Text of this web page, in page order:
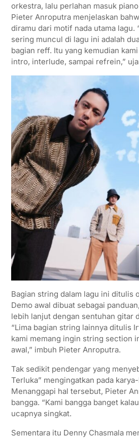
orkestra, lalu perlahan masuk
Pieter Anroputra menjelaskan
diramu dari motif nada utama lagu.
sering muncul di lagu ini adalah
bagian reff. Itu yang kemudian
intro, interlude, sampai refrein,”
Bagian string dalam lagu ini ditulis
Demo awal dibuat sebagai
lebih lanjut dengan sentuhan gitar
“Lima bagian string lainnya ditulis
kami memang ingin string section
awal,” imbuh Pieter Anroputra.
Tak sedikit pendengar yang
Terluka” mengingatkan pada
Menanggapi hal tersebut, Pieter
bangga. “Kami bangga banget
ucapnya singkat.
Sementara itu Denny Chasmala